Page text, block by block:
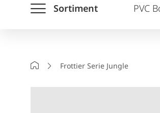
Sortiment PVC
StartseiteFrottier Serie Jungle